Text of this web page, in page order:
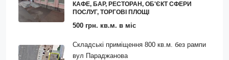
КАФЕ, БАР, РЕСТОРАН, ОБ'ЄКТ СФЕРИ
ПОСЛУГ, ТОРГОВІ ПЛОЩІ
500 грн. кв.м. в міс
Складські приміщення 800 кв.м. без рампи
вул Параджанова